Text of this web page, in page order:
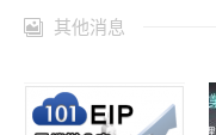
其他消息